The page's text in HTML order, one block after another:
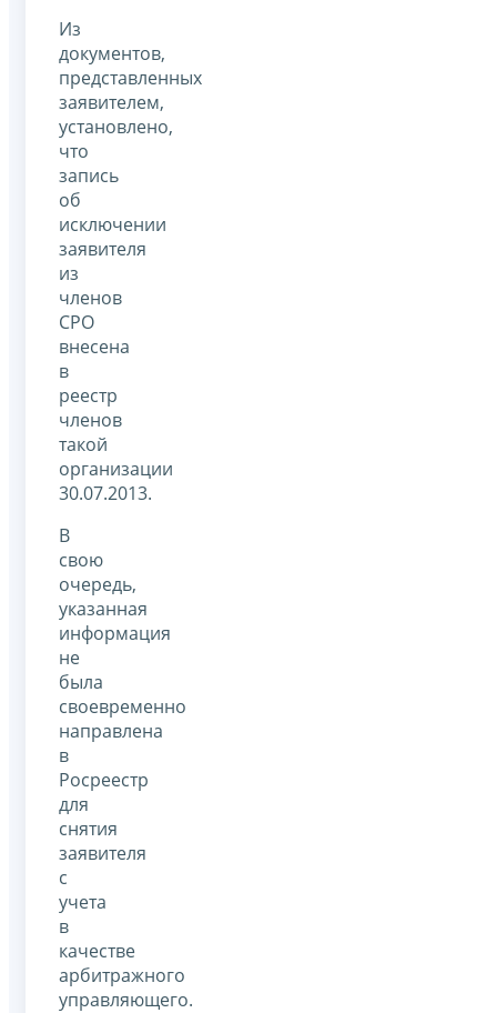
Из
документов,
представленных
заявителем,
установлено,
что
запись
об
исключении
заявителя
из
членов
СРО
внесена
в
реестр
членов
такой
организации
30.07.2013.
В
свою
очередь,
указанная
информация
не
была
своевременно
направлена
в
Росреестр
для
снятия
заявителя
с
учета
в
качестве
арбитражного
управляющего.